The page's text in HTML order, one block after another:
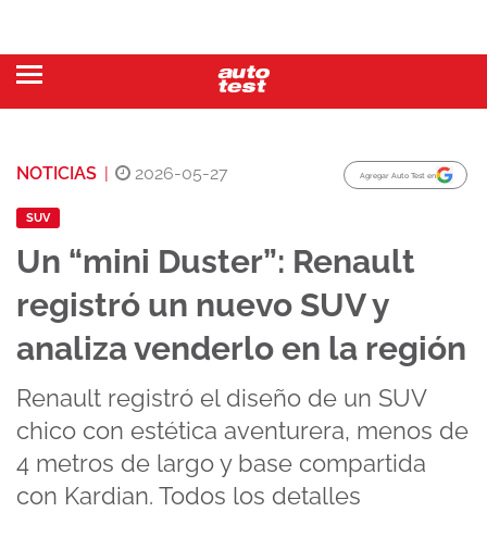
NOTICIAS | 2026-05-27 Agregar Auto Test en
SUV
Un “mini Duster”: Renault
registró un nuevo SUV y
analiza venderlo en la región
Renault registró el diseño de un SUV
chico con estética aventurera, menos de
4 metros de largo y base compartida
con Kardian. Todos los detalles